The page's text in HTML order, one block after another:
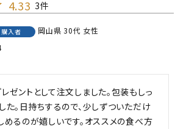
4.33 3
購入者 岡山県 30代 女性
ゼントとして注文しました。包装もしっ
た。日持ちするので、少しずついただけ
めるのが嬉しいです。オススメの食べ方